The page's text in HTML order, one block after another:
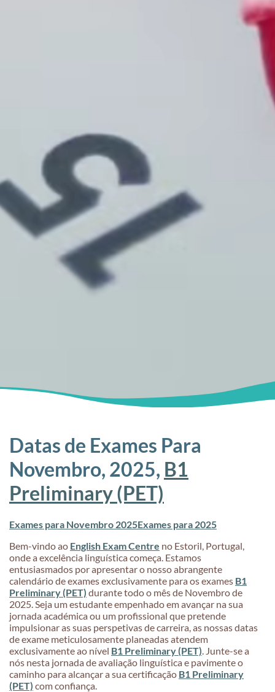
Datas de Exames Para
Novembro, 2025, B1
Preliminary (PET)
Exames para Novembro 2025Exames para 2025
Bem-vindo ao English Exam Centre no Estoril, Portugal,
onde a excelência linguística começa. Estamos
entusiasmados por apresentar o nosso abrangente
calendário de exames exclusivamente para os exames B1
Preliminary (PET) durante todo o mês de Novembro de
2025. Seja um estudante empenhado em avançar na sua
jornada académica ou um profissional que pretende
impulsionar as suas perspetivas de carreira, as nossas datas
de exame meticulosamente planeadas atendem
exclusivamente ao nível B1 Preliminary (PET) . Junte-se a
nós nesta jornada de avaliação linguística e pavimente o
caminho para alcançar a sua certificação B1 Preliminary
(PET) com confiança.